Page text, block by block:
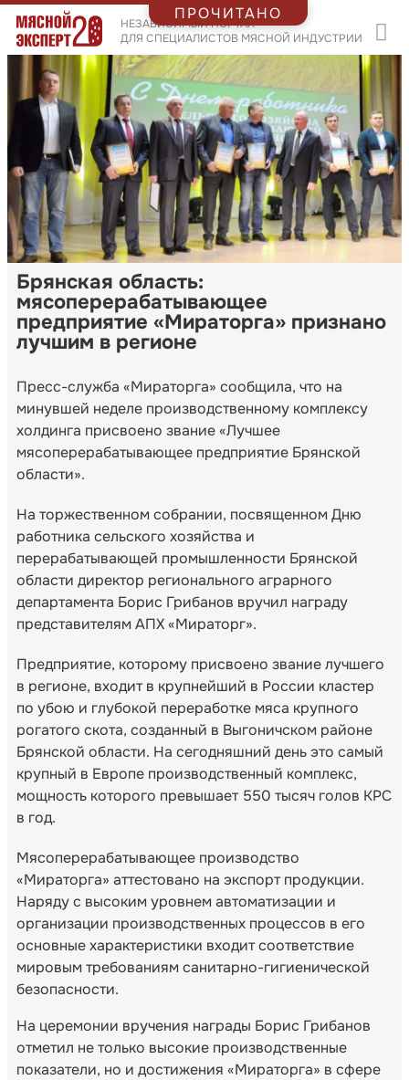
НЕЗАВИСИМЫЙ ПОРТАЛ
ДЛЯ СПЕЦИАЛИСТОВ МЯСНОЙ ИНДУСТРИИ
Брянская область:
мясоперерабатывающее
предприятие «Мираторга» признано
лучшим в регионе
Пресс-служба «Мираторга» сообщила, что на
минувшей неделе производственному комплексу
холдинга присвоено звание «Лучшее
мясоперерабатывающее предприятие Брянской
области».
На торжественном собрании, посвященном Дню
работника сельского хозяйства и
перерабатывающей промышленности Брянской
области директор регионального аграрного
департамента Борис Грибанов вручил награду
представителям АПХ «Мираторг».
Предприятие, которому присвоено звание лучшего
в регионе, входит в крупнейший в России кластер
по убою и глубокой переработке мяса крупного
рогатого скота, созданный в Выгоничском районе
Брянской области. На сегодняшний день это самый
крупный в Европе производственный комплекс,
мощность которого превышает 550 тысяч голов КРС
в год.
Мясоперерабатывающее производство
«Мираторга» аттестовано на экспорт продукции.
Наряду с высоким уровнем автоматизации и
организации производственных процессов в его
основные характеристики входит соответствие
мировым требованиям санитарно-гигиенической
безопасности.
На церемонии вручения награды Борис Грибанов
отметил не только высокие производственные
показатели, но и достижения «Мираторга» в сфере
ПРОЧИТАНО